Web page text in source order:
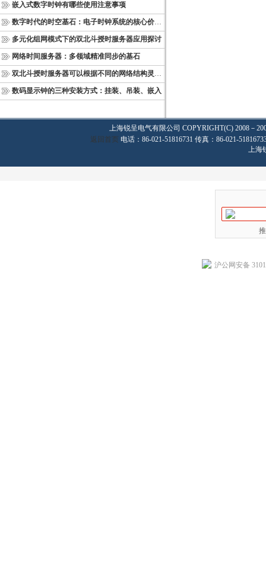
嵌入式数字时钟有哪些使用注意事项
数字时代的时空基石：电子时钟系统的核心价值与多维意义
多元化组网模式下的双北斗授时服务器应用探讨
网络时间服务器：多领域精准同步的基石
双北斗授时服务器可以根据不同的网络结构灵活部署
数码显示钟的三种安装方式：挂装、吊装、嵌入
上海锐呈电气有限公司 COPYRIGHT(C) 2008－
返回首页 电话：86-021-51816731 传真：86-021-
上海
沪公网安备